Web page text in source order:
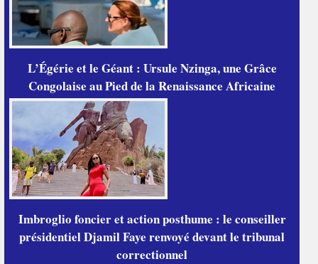
L’Égérie et le Géant : Ursule Nzinga, une Grâce
Congolaise au Pied de la Renaissance Africaine
Imbroglio foncier et action posthume : le conseiller
présidentiel Djamil Faye renvoyé devant le tribunal
correctionnel